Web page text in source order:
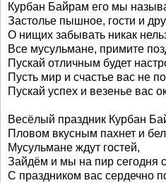
Курбан Байрам его мы
Застолье пышное, гости и
О нищих забывать никак
Все мусульмане, примите
Пускай отличным будет
Пусть мир и счастье вас не
Пускай успех и везенье вас
Весёлый праздник Курбан
Пловом вкусным пахнет и
Мусульмане ждут гостей,
Зайдём и мы на пир сегодня
С праздником вас сердечно